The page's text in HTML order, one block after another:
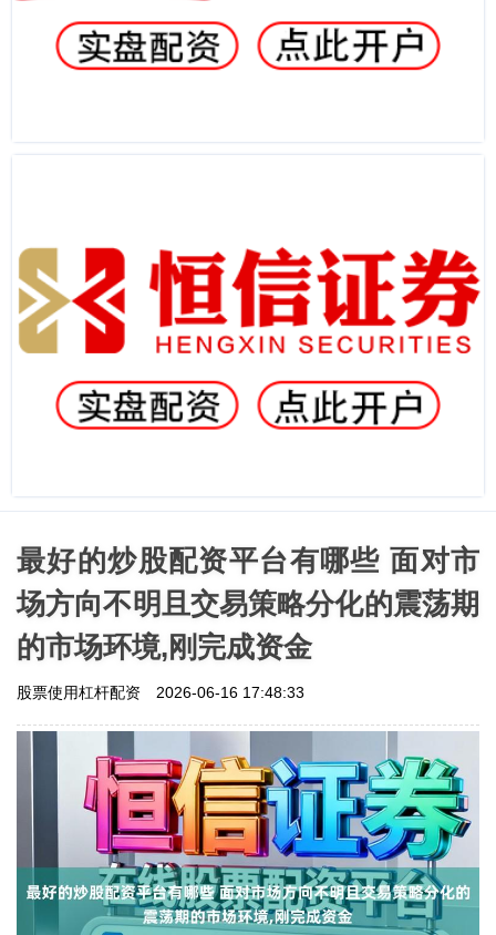
最好的炒股配资平台有哪些 面对市
场方向不明且交易策略分化的震荡期
的市场环境,刚完成资金
股票使用杠杆配资 2026-06-16 17:48:33